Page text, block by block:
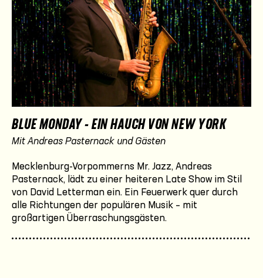
BLUE MONDAY - EIN HAUCH VON NEW YORK
Mit Andreas Pasternack und Gästen
Mecklenburg-Vorpommerns Mr. Jazz, Andreas
Pasternack, lädt zu einer heiteren Late Show im Stil
von David Letterman ein. Ein Feuerwerk quer durch
alle Richtungen der populären Musik – mit
großartigen Überraschungsgästen.